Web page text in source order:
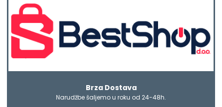
Brza Dostava
Narudžbe šaljemo u roku od 24-48h.